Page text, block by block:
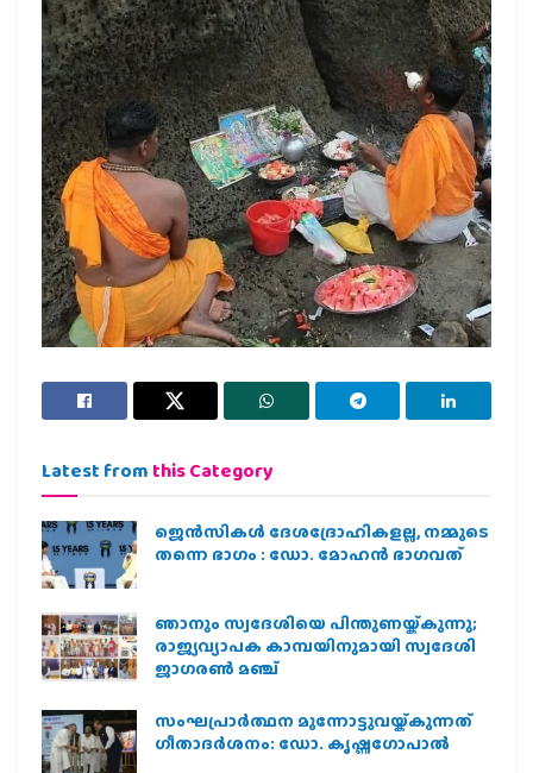
Latest from this Category
ജെന്‍സികള്‍ ദേശദ്രോഹികളല്ല, നമ്മുടെ
തന്നെ ഭാഗം : ഡോ. മോഹന്‍ ഭാഗവത്
ഞാനും സ്വദേശിയെ പിന്തുണയ്ക്കുന്നു;
രാജ്യവ്യാപക കാമ്പയിനുമായി സ്വദേശി
ജാഗരണ്‍ മഞ്ച്
സംഘപ്രാര്‍ത്ഥന മുന്നോട്ടുവയ്ക്കുന്നത്
ഗീതാദര്‍ശനം: ഡോ. കൃഷ്ണഗോപാല്‍